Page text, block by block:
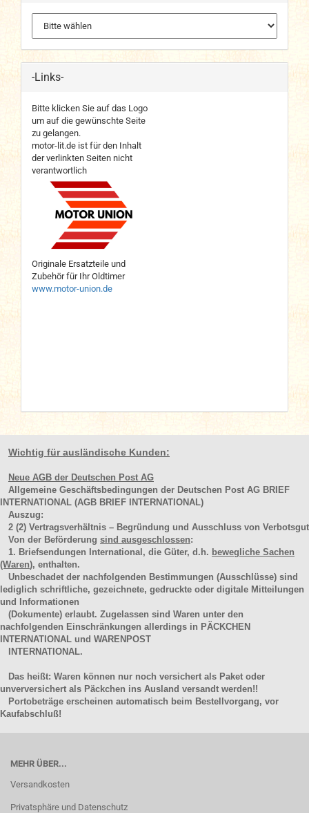
-Links-
Bitte klicken Sie auf das Logo
um auf die gewünschte Seite
zu gelangen.
motor-lit.de ist für den Inhalt
der verlinkten Seiten nicht
verantwortlich
Originale Ersatzteile und
Zubehör für Ihr Oldtimer
www.motor-union.de
Wichtig für ausländische Kunden:
Neue AGB der Deutschen Post AG
Allgemeine Geschäftsbedingungen der Deutschen Post AG BRIEF
INTERNATIONAL (AGB BRIEF INTERNATIONAL)
Auszug:
2 (2) Vertragsverhältnis – Begründung und Ausschluss von Verbotsgut
Von der Beförderung sind ausgeschlossen:
1. Briefsendungen International, die Güter, d.h. bewegliche Sachen
(Waren), enthalten.
Unbeschadet der nachfolgenden Bestimmungen (Ausschlüsse) sind
lediglich schriftliche, gezeichnete, gedruckte oder digitale Mitteilungen
und Informationen
(Dokumente) erlaubt. Zugelassen sind Waren unter den
nachfolgenden Einschränkungen allerdings in PÄCKCHEN
INTERNATIONAL und WARENPOST
INTERNATIONAL.
Das heißt: Waren können nur noch versichert als Paket oder
unverversichert als Päckchen ins Ausland versandt werden!!
Portobeträge erscheinen automatisch beim Bestellvorgang, vor
Kaufabschluß!
MEHR ÜBER...
Versandkosten
Privatsphäre und Datenschutz